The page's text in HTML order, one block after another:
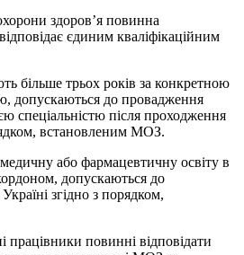
здоров’я повинна
єдиним кваліфікаційним
більше трьох років за конкретною
допускаються до провадження
спеціальністю після проходження
встановленим МОЗ.
або фармацевтичну освіту в
допускаються до
згідно з порядком,
працівники повинні відповідати